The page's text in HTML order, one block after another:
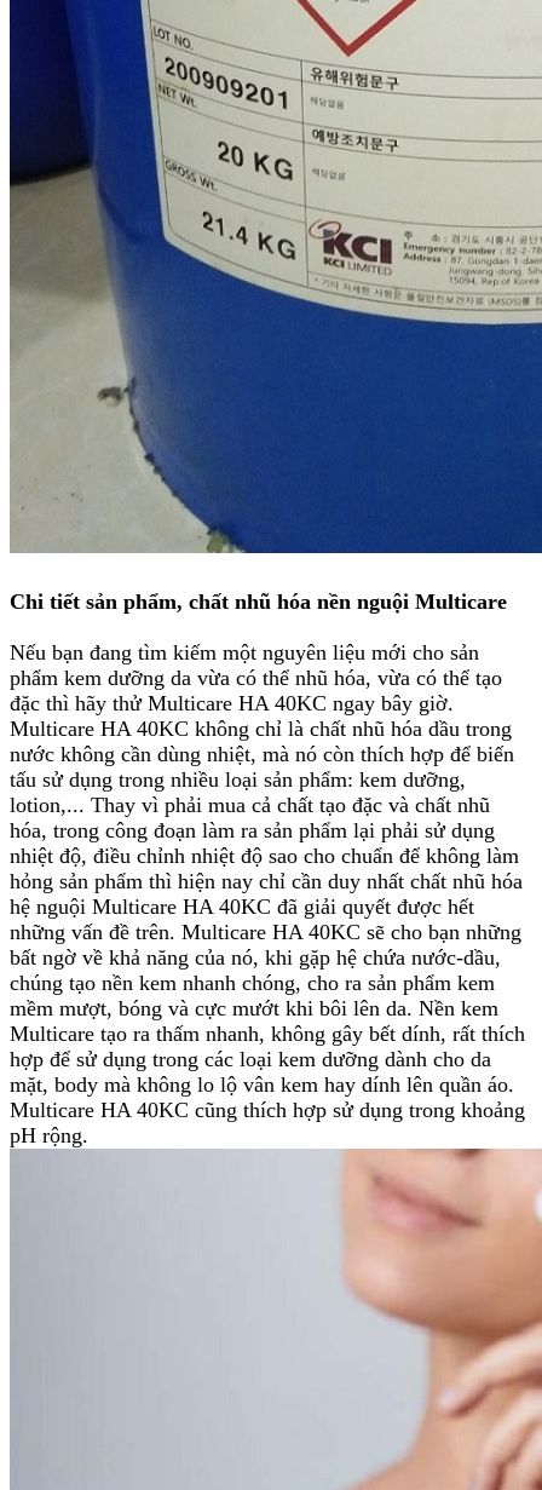
Chi tiết sản phẩm, chất nhũ hóa nền nguội Multicare
Nếu bạn đang tìm kiếm một nguyên liệu mới cho sản
phẩm kem dưỡng da vừa có thể nhũ hóa, vừa có thể tạo
đặc thì hãy thử Multicare HA 40KC ngay bây giờ.
Multicare HA 40KC không chỉ là chất nhũ hóa dầu trong
nước không cần dùng nhiệt, mà nó còn thích hợp để biến
tấu sử dụng trong nhiều loại sản phẩm: kem dưỡng,
lotion,... Thay vì phải mua cả chất tạo đặc và chất nhũ
hóa, trong công đoạn làm ra sản phẩm lại phải sử dụng
nhiệt độ, điều chỉnh nhiệt độ sao cho chuẩn để không làm
hỏng sản phẩm thì hiện nay chỉ cần duy nhất chất nhũ hóa
hệ nguội Multicare HA 40KC đã giải quyết được hết
những vấn đề trên. Multicare HA 40KC sẽ cho bạn những
bất ngờ về khả năng của nó, khi gặp hệ chứa nước-dầu,
chúng tạo nền kem nhanh chóng, cho ra sản phẩm kem
mềm mượt, bóng và cực mướt khi bôi lên da. Nền kem
Multicare tạo ra thấm nhanh, không gây bết dính, rất thích
hợp để sử dụng trong các loại kem dưỡng dành cho da
mặt, body mà không lo lộ vân kem hay dính lên quần áo.
Multicare HA 40KC cũng thích hợp sử dụng trong khoảng
pH rộng.